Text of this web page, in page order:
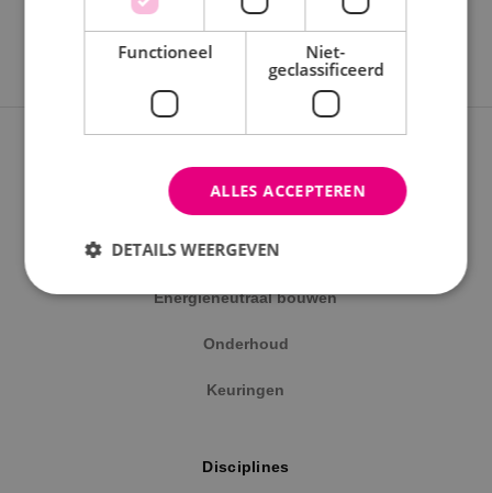
Nieuwbouwprojecten
Verbouwprojecten
Energieneutraal bouwen
Onderhoud
Keuringen
Disciplines
Functioneel
Niet-
geclassificeerd
ALLES ACCEPTEREN
DETAILS WEERGEVEN
Strikt noodzakelijk Prestatie
website kan niet goed worden gebruikt zonder de
strikt noodzakelijke cookies.